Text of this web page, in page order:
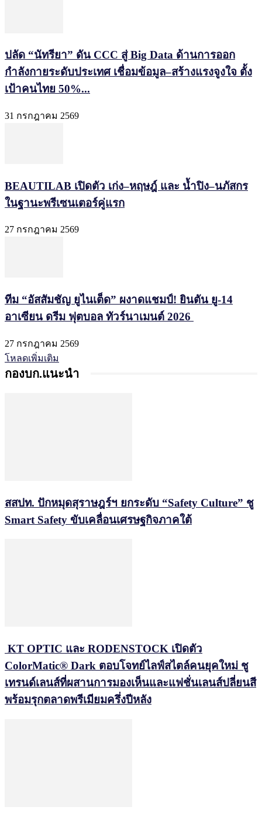
ปลัด “นัทรียา” ดัน CCC สู่ Big Data ด้านการออก
กำลังกายระดับประเทศ เชื่อมข้อมูล–สร้างแรงจูงใจ ตั้ง
เป้าคนไทย 50%...
31 กรกฎาคม 2569
BEAUTILAB เปิดตัว เก่ง–หฤษฎ์ และ น้ำปิง–นภัสกร
ในฐานะพรีเซนเตอร์คู่แรก
27 กรกฎาคม 2569
ทีม “อัสสัมชัญ ยูไนเต็ด” ผงาดแชมป์! ยินตัน ยู-14
อาเซียน ดรีม ฟุตบอล ทัวร์นาเมนต์ 2026
27 กรกฎาคม 2569
โหลดเพิ่มเติม
กองบก.แนะนำ
สสปท. ปักหมุดสุราษฎร์ฯ ยกระดับ “Safety Culture” ชู
Smart Safety ขับเคลื่อนเศรษฐกิจภาคใต้
KT OPTIC และ RODENSTOCK เปิดตัว
ColorMatic® Dark ตอบโจทย์ไลฟ์สไตล์คนยุคใหม่ ชู
เทรนด์เลนส์ที่ผสานการมองเห็นและแฟชั่นเลนส์ปลี่ยนสี
พร้อมรุกตลาดพรีเมียมครึ่งปีหลัง